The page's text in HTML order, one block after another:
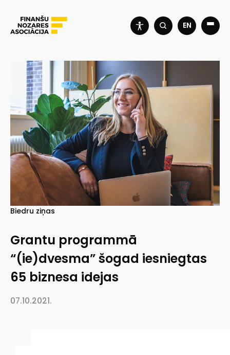
EN
Biedru ziņas
Grantu programmā
“(ie)dvesma” šogad iesniegtas
65 biznesa idejas
07.10.2021.